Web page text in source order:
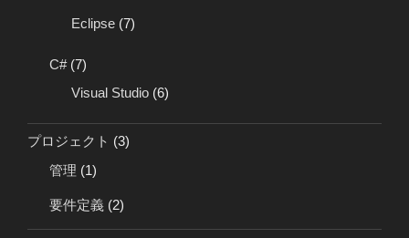
Eclipse (7)
C#(7)
Visual Studio (6)
プロジェクト (3)
管理 (1)
要件定義 (2)